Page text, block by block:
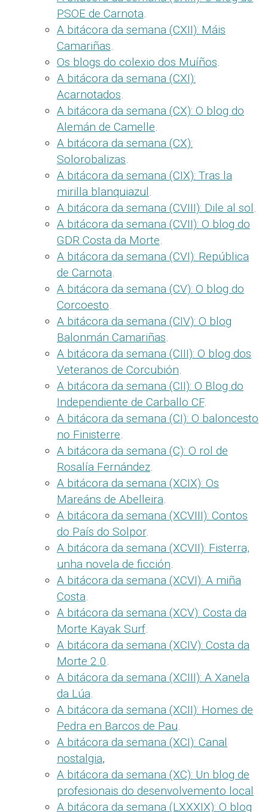
PSOE de Carnota.
A bitácora da semana (CXII): Máis
Camariñas.
Os blogs do colexio dos Muíños.
A bitácora da semana (CXI):
Acarnotados.
A bitácora da semana (CX): O blog do
Alemán de Camelle.
A bitácora da semana (CX):
Solorobalizas.
A bitácora da semana (CIX): Tras la
mirilla blanquiazul.
A bitácora da semana (CVIII): Dile al sol.
A bitácora da semana (CVII): O blog do
GDR Costa da Morte.
A bitácora da semana (CVI): República
de Carnota.
A bitácora da semana (CV): O blog do
Corcoesto.
A bitácora da semana (CIV): O blog
Balonmán Camariñas.
A bitácora da semana (CIII): O blog dos
Veteranos de Corcubión.
A bitácora da semana (CII): O Blog do
Independiente de Carballo CF.
A bitácora da semana (CI): O baloncesto
no Finisterre.
A bitácora da semana (C): O rol de
Rosalía Fernández.
A bitácora da semana (XCIX): Os
Mareáns de Abelleira.
A bitácora da semana (XCVIII): Contos
do País do Solpor.
A bitácora da semana (XCVII): Fisterra,
unha novela de ficción.
A bitácora da semana (XCVI): A miña
Costa.
A bitácora da semana (XCV): Costa da
Morte Kayak Surf.
A bitácora da semana (XCIV): Costa da
Morte 2.0.
A bitácora da semana (XCIII): A Xanela
da Lúa.
A bitácora da semana (XCII): Homes de
Pedra en Barcos de Pau.
A bitácora da semana (XCI): Canal
nostalgia,
A bitácora da semana (XC): Un blog de
profesionais do desenvolvemento local
A bitácora da semana (LXXXIX): O blog